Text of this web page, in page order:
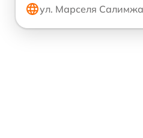
ул. Марселя